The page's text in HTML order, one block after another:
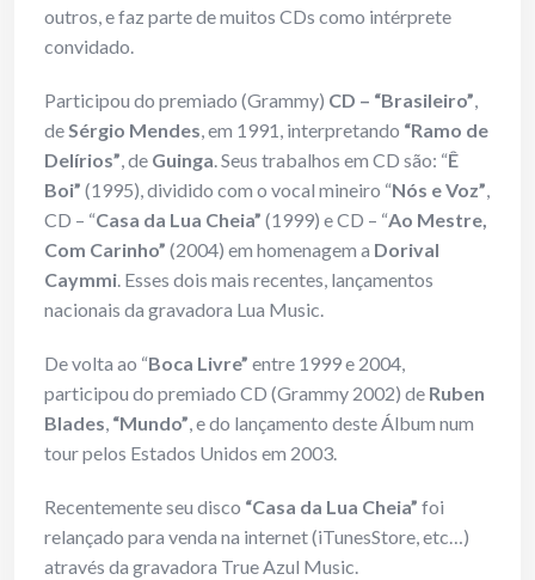
outros, e faz parte de muitos CDs como intérprete
convidado.
Participou do premiado (Grammy) CD – “Brasileiro”,
deSérgio Mendes, em 1991, interpretando “Ramo de
Delírios”, de Guinga. Seus trabalhos em CD são: “Ê
Boi” (1995), dividido com o vocal mineiro “Nós e Voz”,
CD – “Casa da Lua Cheia” (1999) e CD – “Ao Mestre,
Com Carinho” (2004) em homenagem a Dorival
Caymmi. Esses dois mais recentes, lançamentos
nacionais da gravadora Lua Music.
De volta ao “Boca Livre” entre 1999 e 2004,
participou do premiado CD (Grammy 2002) de Ruben
Blades, “Mundo”, e do lançamento deste Álbum num
tour pelos Estados Unidos em 2003.
Recentemente seu disco “Casa da Lua Cheia” foi
relançado para venda na internet (iTunesStore, etc…)
através da gravadora True Azul Music.